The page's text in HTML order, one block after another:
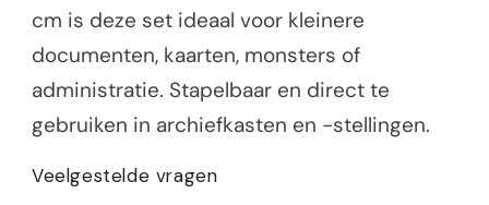
cm is deze set ideaal voor kleinere
documenten, kaarten, monsters of
administratie. Stapelbaar en direct te
gebruiken in archiefkasten en -stellingen.
Veelgestelde vragen